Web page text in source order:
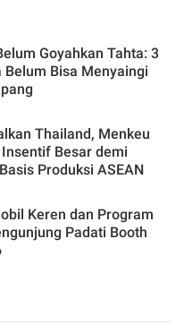
Goyahkan Tahta: 3
Bisa Menyaingi
Thailand, Menkeu
Besar demi
Produksi ASEAN
Keren dan Program
Padati Booth